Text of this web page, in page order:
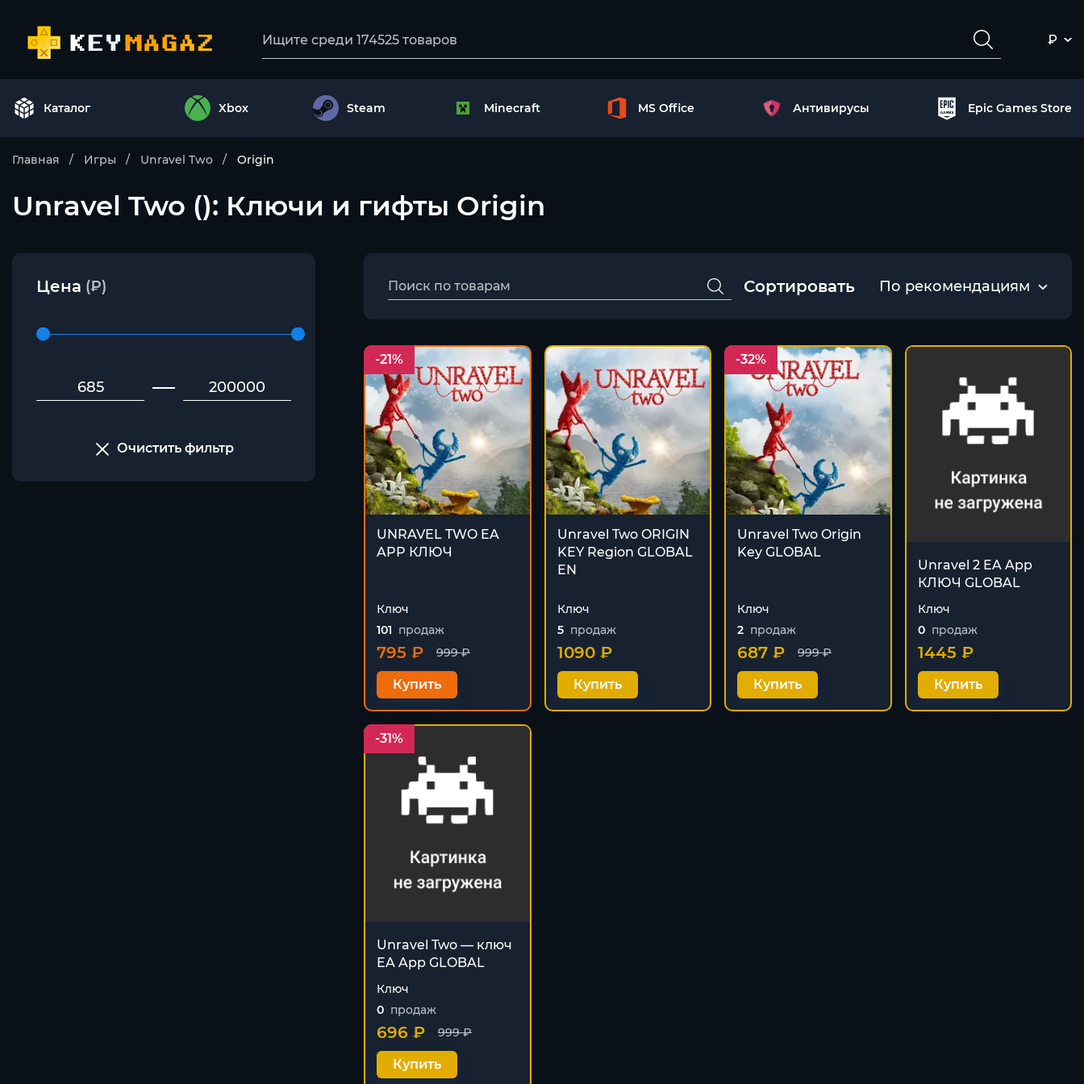
₽
Каталог Xbox Steam Minecraft MS Office Антивирусы Epic Games Store
Главная Игры Unravel Two Origin
Unravel Two (): Ключи и гифты Origin
Цена (₽)
Очистить фильтр
Сортировать По рекомендациям
-21%
UNRAVEL TWO EA
APP КЛЮЧ
Ключ
101 продаж
999 ₽
795 ₽
Купить
Unravel Two ORIGIN
KEY Region GLOBAL
EN
Ключ
5 продаж
1090 ₽
Купить
-32%
Unravel Two Origin
Key GLOBAL
Ключ
2 продаж
999 ₽
687 ₽
Купить
Unravel 2 EA App
КЛЮЧ GLOBAL
Ключ
0 продаж
1445 ₽
Купить
-31%
Unravel Two — ключ
EA App GLOBAL
Ключ
0 продаж
999 ₽
696 ₽
Купить